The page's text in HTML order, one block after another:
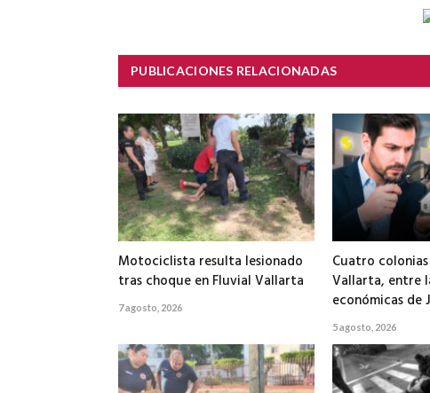
PUBLICACIONES RELACIONADAS
Motociclista resulta lesionado
tras choque en Fluvial Vallarta
7 agosto, 2026
Cuatro
Vallarta, entre
económicas de
5 agosto, 2026